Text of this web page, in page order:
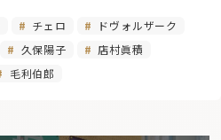
チェロ
ドヴォルザーク
久保陽子
店村眞積
毛利伯郎